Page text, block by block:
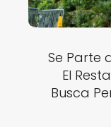
Se Parte
El
Busca